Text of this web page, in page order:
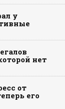
у
нет
от
его